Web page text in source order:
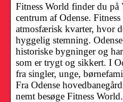
Fitness World finder du på
centrum af Odense.
atmosfærisk kvarter, hvor
hyggelig stemning.
historiske bygninger og
som er trygt og sikkert. I
fra singler, unge,
Fra Odense
nemt besøge Fitness World.